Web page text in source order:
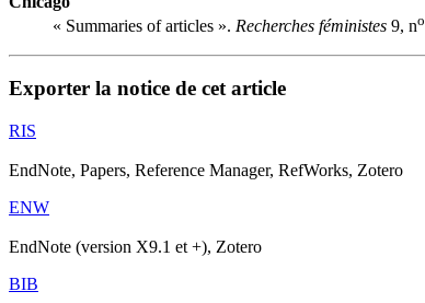
« Summaries of articles ». Recherches féministes 9, no
Exporter la notice de cet article
RIS
EndNote, Papers, Reference Manager, RefWorks, Zotero
ENW
EndNote (version X9.1 et +), Zotero
BIB